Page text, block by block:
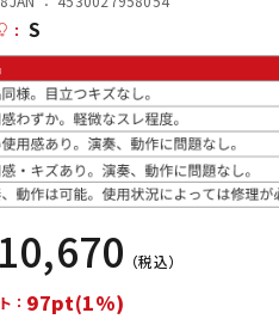
ィン 配信/ライブ
機器
： S
10,670 （税込）
： 97pt(1%)